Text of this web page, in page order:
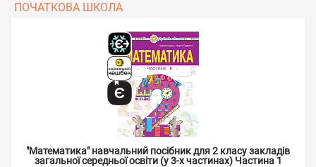
ПОЧАТКОВА ШКОЛА
"Математика" навчальний посібник для 2 класу закладів
загальної середньої освіти (у 3-х частинах) Частина 1